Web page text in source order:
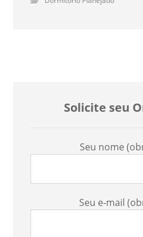
Solicite seu
Seu nome
Seu e-mail